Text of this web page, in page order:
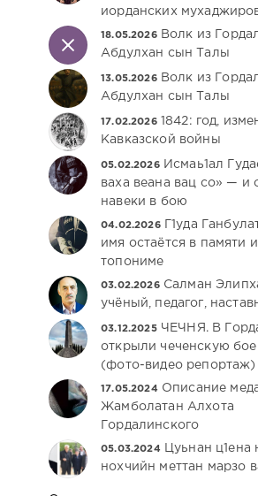
иорданских
18.05.2026
Волк из
Абдулхан сын Талы
13.05.2026
Волк из
Абдулхан сын Талы
17.02.2026 1842: год,
Кавказской войны
05.02.2026
Исмаь1ал
ваха веана вац со» — и
навеки в бою
04.02.2026
Г1уда
имя остаётся в памяти
топониме
03.02.2026 Салман
учёный, педагог,
03.12.2025 ЧЕЧНЯ. В
открыли чеченскую
(фото-видео репортаж)
17.05.2024 Описание
Жамболатан Алхота
Гордалинского
05.03.2024
Цуьнан ц1ена
нохчийн меттан марзо